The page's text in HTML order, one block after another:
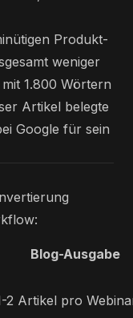
Produkt-
weniger
1.800 Wörtern
Artikel belegte
Google für sein
Blog-Ausgabe
2 Artikel pro